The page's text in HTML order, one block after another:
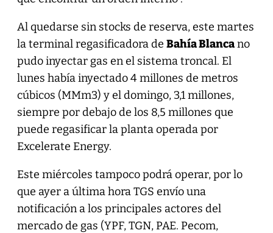
Al quedarse sin stocks de reserva, este martes
la terminal regasificadora de Bahía Blancano
pudo inyectar gas en el sistema troncal. El
lunes había inyectado 4 millones de metros
cúbicos (MMm3) y el domingo, 3,1 millones,
siempre por debajo de los 8,5 millones que
puede regasificar la planta operada por
Excelerate Energy.
Este miércoles tampoco podrá operar, por lo
que ayer a última hora TGS envío una
notificación a los principales actores del
mercado de gas (YPF, TGN, PAE. Pecom,